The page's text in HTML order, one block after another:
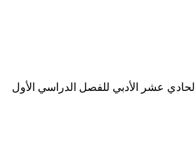
عشر الأدبي للفصل الدراسي الأول